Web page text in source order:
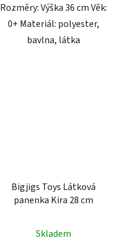
Rozměry: Výška 36 cm Věk:
0+ Materiál: polyester,
bavlna, látka
Bigjigs Toys Látková
panenka Kira 28 cm
Skladem